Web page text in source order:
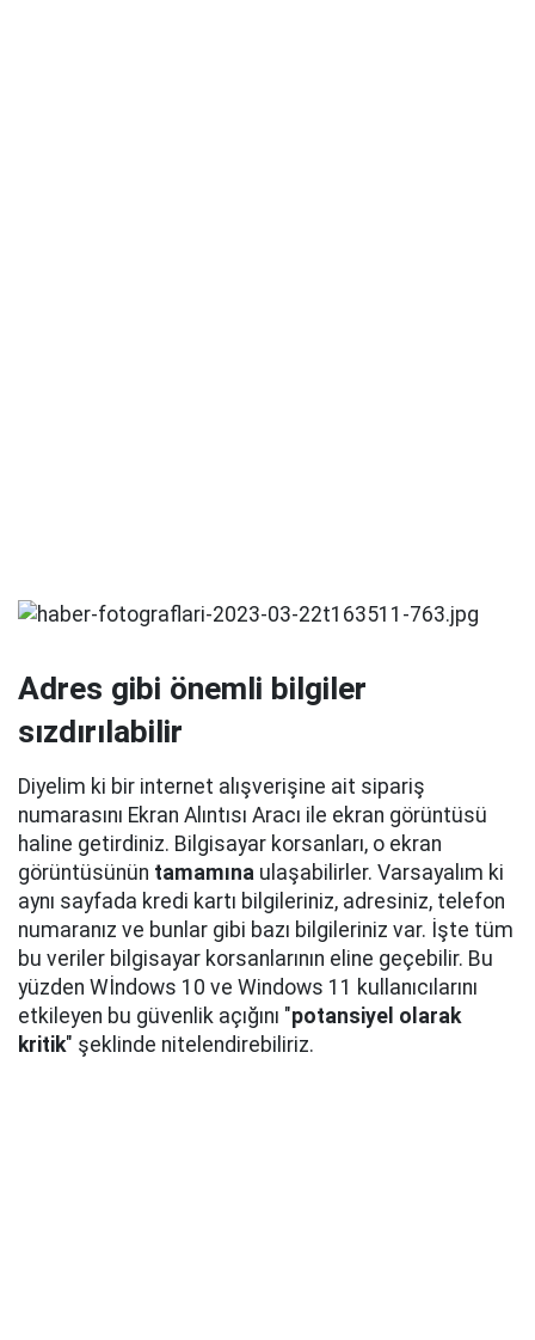
Adres gibi önemli bilgiler
sızdırılabilir
Diyelim ki bir internet alışverişine ait sipariş
numarasını Ekran Alıntısı Aracı ile ekran görüntüsü
haline getirdiniz. Bilgisayar korsanları, o ekran
görüntüsünün tamamına ulaşabilirler. Varsayalım ki
aynı sayfada kredi kartı bilgileriniz, adresiniz, telefon
numaranız ve bunlar gibi bazı bilgileriniz var. İşte tüm
bu veriler bilgisayar korsanlarının eline geçebilir. Bu
yüzden Wİndows 10 ve Windows 11 kullanıcılarını
etkileyen bu güvenlik açığını "potansiyel olarak
kritik" şeklinde nitelendirebiliriz.